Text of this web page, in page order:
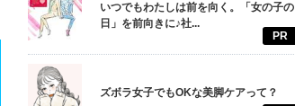
いつでもわたしは前を向く。「女の子の
日」を前向きに♪社...
PR
ズボラ女子でもOKな美脚ケアって？